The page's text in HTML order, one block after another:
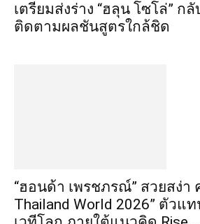
เตรียมส่งร่าง “ฮลุน โซโล่” ก
ติดตามผลชันสูตรใกล้ชิด
“ฮอนด้า เพรชภรณ์” สวยสง่า
Thailand World 2026” ตัวแ